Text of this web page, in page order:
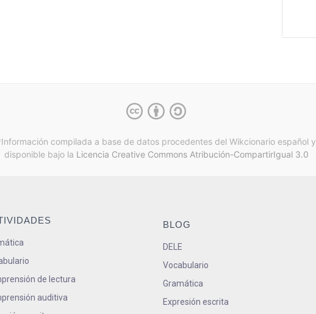
compilada a base de datos procedentes del Wikcionario español y
disponible bajo la Licencia Creative Commons Atribución-CompartirIgual 3.0
de lectura
auditiva
BLOG
DELE
Vocabulario
Gramática
Expresión escrita